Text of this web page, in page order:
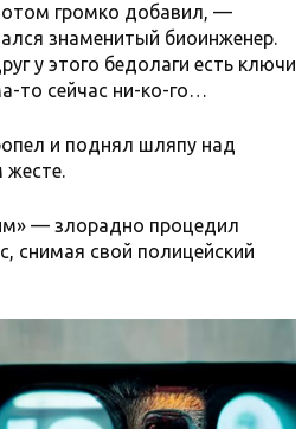
громко добавил, —
знаменитый биоинженер.
у этого бедолаги есть ключи
то сейчас ни-ко-го…
и поднял шляпу над
жесте.
— злорадно процедил
снимая свой полицейский